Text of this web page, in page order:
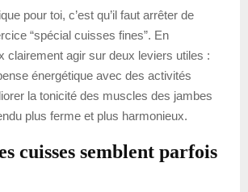
pour toi, c’est qu’il faut arrêter de
“spécial cuisses fines”. En
clairement agir sur deux leviers utiles :
énergétique avec des activités
la tonicité des muscles des jambes
plus ferme et plus harmonieux.
cuisses semblent parfois